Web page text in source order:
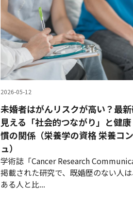
2026-05-12
未婚者はがんリスクが高い？最
見える「社会的つながり」と健
慣の関係（栄養学の資格 栄養コ
ュ）
学術誌「Cancer Research
掲載された研究で、既婚歴のない人
ある人と比...